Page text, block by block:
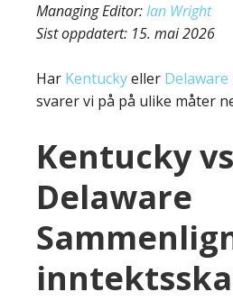
Managing Editor:Ian Wright
Sist oppdatert: 15. mai 2026
Har Kentuckyeller Delaware
svarer vi på på ulike måter
Kentucky vs
Delaware